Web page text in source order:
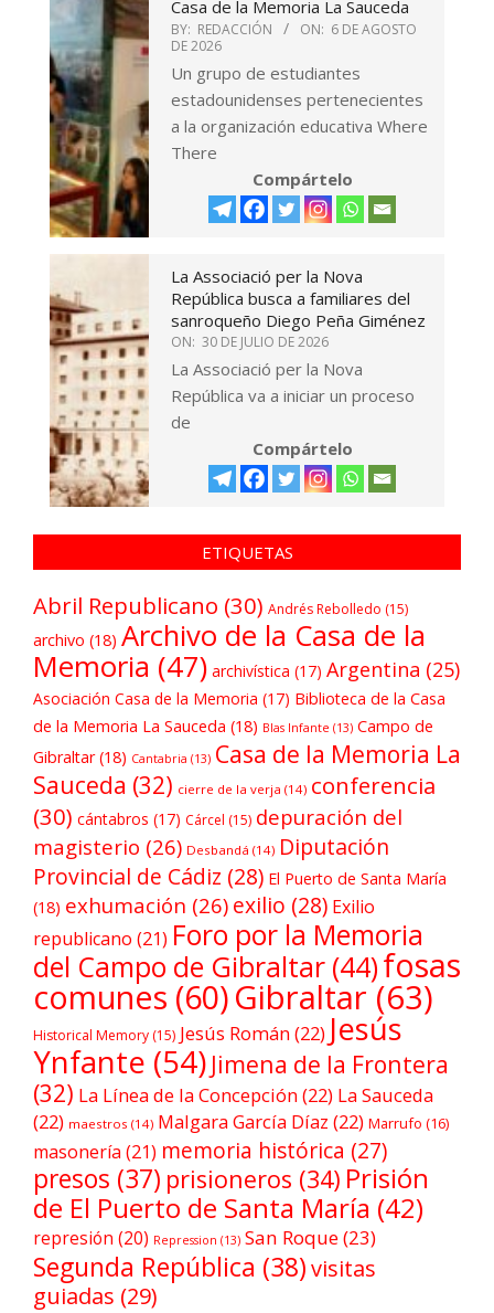
Casa de la Memoria La Sauceda
BY: REDACCIÓN ON: 6 DE AGOSTO
DE 2026
Un grupo de estudiantes
estadounidenses pertenecientes
a la organización educativa Where
There
Compártelo
La Associació per la Nova
República busca a familiares del
sanroqueño Diego Peña Giménez
ON: 30 DE JULIO DE 2026
La Associació per la Nova
República va a iniciar un proceso
de
Compártelo
ETIQUETAS
Abril Republicano (30) Andrés Rebolledo (15)
archivo (18) Archivo de la Casa de la
Memoria (47) archivística (17) Argentina (25)
Asociación Casa de la Memoria (17) Biblioteca de la Casa
de la Memoria La Sauceda (18) Blas Infante (13) Campo de
Gibraltar(18) Cantabria (13) Casa de la Memoria La
Sauceda (32) cierre de la verja (14) conferencia
(30) cántabros (17) Cárcel (15) depuración del
magisterio (26) Desbandá (14) Diputación
Provincial de Cádiz (28) El Puerto de Santa María
(18) exhumación (26) exilio (28) Exilio
republicano (21) Foro por la Memoria
del Campo de Gibraltar (44)fosas
comunes (60)Gibraltar(63)
Historical Memory (15) Jesús Román(22) Jesús
Ynfante (54) Jimena de la Frontera
(32) La Línea de la Concepción(22) La Sauceda
(22) maestros (14) Malgara García Díaz (22) Marrufo (16)
masonería (21) memoria histórica (27)
presos (37) prisioneros (34) Prisión
de El Puerto de Santa María (42)
represión (20) Repression (13) San Roque(23)
Segunda República (38)visitas
guiadas (29)